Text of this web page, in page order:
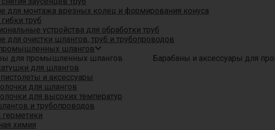
для монтажа врезных колец и формирования конуса
труб
устройства для обработки труб
для очистки шлангов, труб и трубопроводов
шлангов
Барабаны и аксессуары для
для шлангов
и аксессуары
для шлангов
для высоких температур
и трубопроводов
герметики
химия